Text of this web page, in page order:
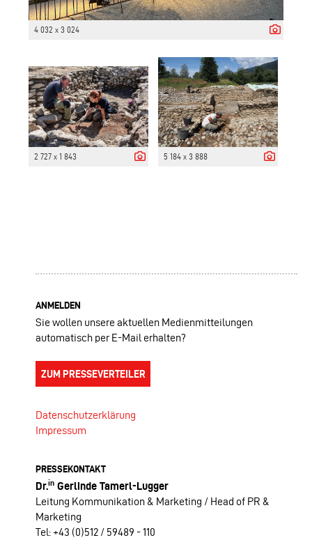
4 032 x 3 024
2 727 x 1 843 5 184 x 3 888
ANMELDEN
Sie wollen unsere aktuellen Medienmitteilungen
automatisch per E-Mail erhalten?
ZUM PRESSEVERTEILER
Datenschutzerklärung
Impressum
PRESSEKONTAKT
Dr.in Gerlinde Tamerl-Lugger
Leitung Kommunikation & Marketing / Head of PR &
Marketing
Tel: +43 (0)512 / 59489 - 110